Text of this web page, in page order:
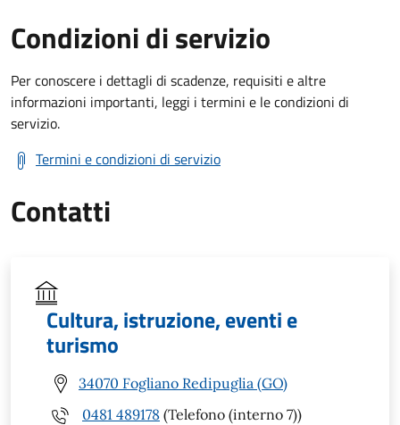
Condizioni di servizio
Per conoscere i dettagli di scadenze, requisiti e altre
informazioni importanti, leggi i termini e le condizioni di
servizio.
Termini e condizioni di servizio
Contatti
Cultura, istruzione, eventi e
turismo
34070 Fogliano Redipuglia (GO)
0481 489178 (Telefono (interno 7))